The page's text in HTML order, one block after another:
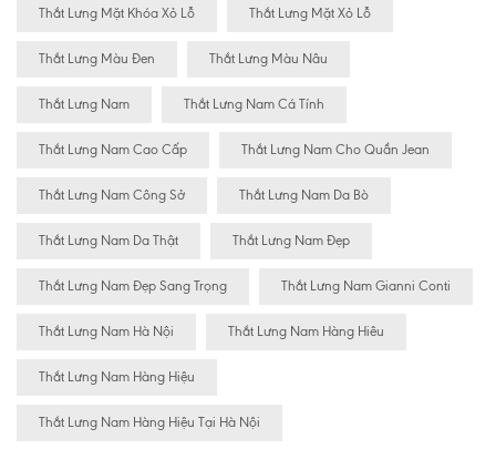
Thắt Lưng Mặt Khóa Xỏ Lỗ Thắt Lưng Mặt Xỏ Lỗ
Thắt Lưng Màu Đen Thắt Lưng Màu Nâu
Thắt Lưng Nam Thắt Lưng Nam Cá Tính
Thắt Lưng Nam Cao Cấp Thắt Lưng Nam Cho Quần Jean
Thắt Lưng Nam Công Sở Thắt Lưng Nam Da Bò
Thắt Lưng Nam Da Thật Thắt Lưng Nam Đẹp
Thắt Lưng Nam Đẹp Sang Trọng Thắt Lưng Nam Gianni Conti
Thắt Lưng Nam Hà Nội Thắt Lưng Nam Hàng Hiêu
Thắt Lưng Nam Hàng Hiệu
Thắt Lưng Nam Hàng Hiệu Tại Hà Nội